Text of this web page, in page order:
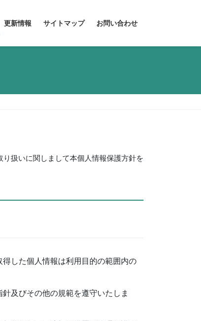
更新情報 サイトマップ お問い合わせ
扱いに関しまして本個人情報保護方針を
した個人情報は利用目的の範囲内の
及びその他の規範を遵守いたしま